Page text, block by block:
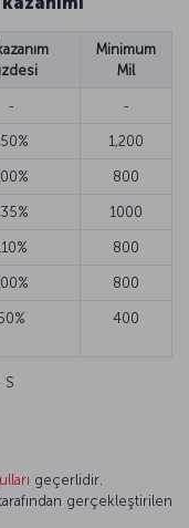
Minimum
Mil
- -
1,200
800
1000
800
800
400
S
geçerlidir.
gerçekleştirilen